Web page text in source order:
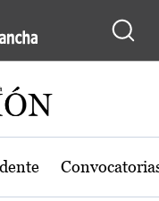
Castilla-La